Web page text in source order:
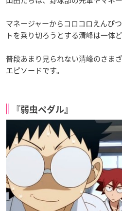
マネージャーからコロコロえんぴ
トを乗り切ろうとする清峰は一体
普段あまり見られない清峰のさま
エピソードです。
『弱虫ペダル』